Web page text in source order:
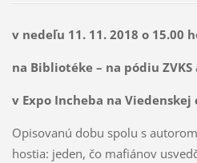
v nedeľu 11. 11. 2018 o 15.00
na Bibliotéke – na pódiu ZVKS
v Expo Incheba na
Opisovanú dobu spolu s
hostia: jeden, čo mafiánov